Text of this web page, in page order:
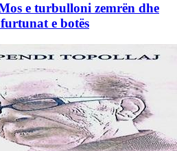
e turbulloni zemrën dhe
e botës